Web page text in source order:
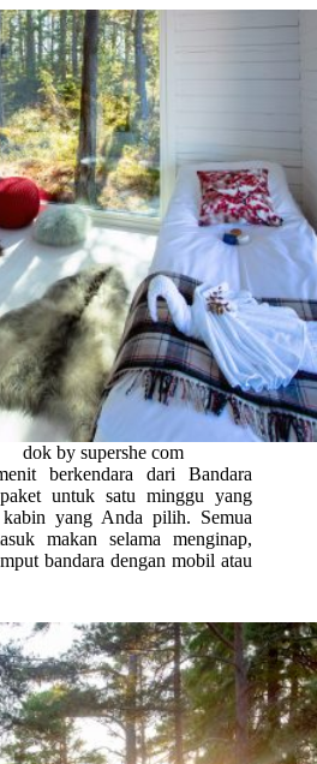
dok by supershe com
berkendara dari Bandara
untuk satu minggu yang
yang Anda pilih. Semua
makan selama menginap,
bandara dengan mobil atau